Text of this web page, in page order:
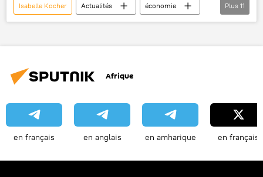
Isabelle Kocher Actualités
économie
Russie
France
Europe
ENGIE (ex-GDF Suez)
gaz
Plus 11
Afrique
en français en anglais en amharique en français